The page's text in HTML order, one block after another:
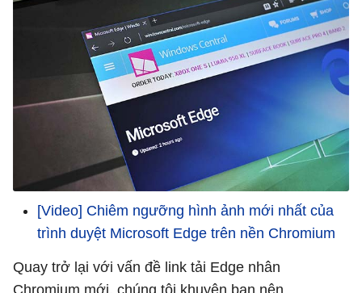
[Video] Chiêm ngưỡng hình ảnh mới nhất của
trình duyệt Microsoft Edge trên nền Chromium
Quay trở lại với vấn đề link tải Edge nhân